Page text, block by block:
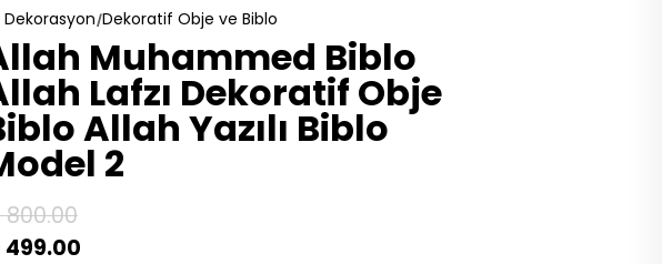
Dekorasyon Dekoratif Obje ve Biblo
Muhammed Biblo
Lafzı Dekoratif Obje
Allah Yazılı Biblo
2